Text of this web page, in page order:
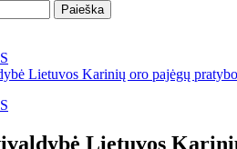
Lietuvos Karinių oro pajėgų
Lietuvos